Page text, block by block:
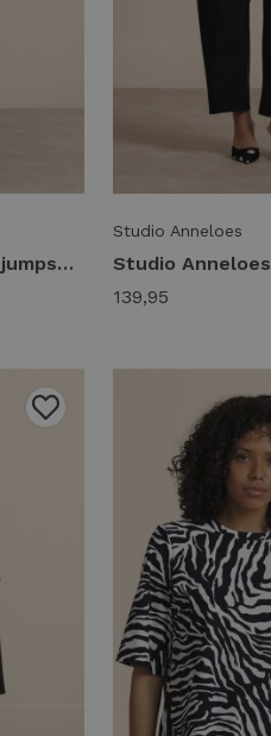
Studio Anneloes loesje jumpsuit 14417 Jumpsuit 9000 black
Studio Anneloes
139,95